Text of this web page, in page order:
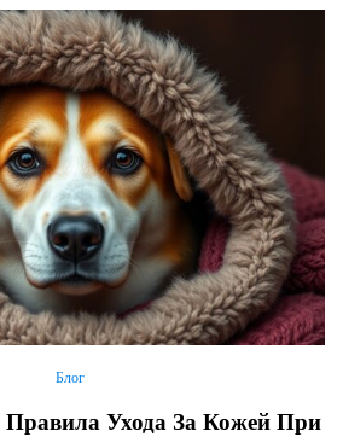
Блог
Ухода За Кожей При